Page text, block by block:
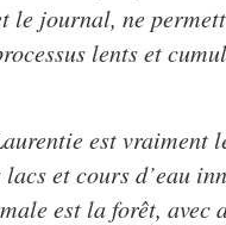
le journal, ne
lents et
est vraiment
et cours d’eau
est la forêt, avec